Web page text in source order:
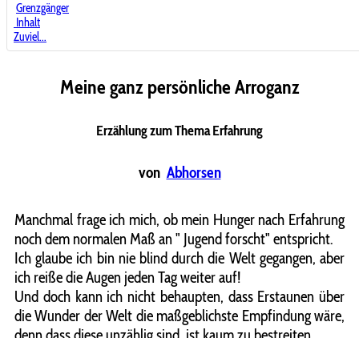
Grenzgänger
Inhalt
Zuviel...
Meine ganz persönliche Arroganz
Erzählung zum Thema Erfahrung
von Abhorsen
Manchmal frage ich mich, ob mein Hunger nach Erfahrung
noch dem normalen Maß an " Jugend forscht" entspricht.
Ich glaube ich bin nie blind durch die Welt gegangen, aber
ich reiße die Augen jeden Tag weiter auf!
Und doch kann ich nicht behaupten, dass Erstaunen über
die Wunder der Welt die maßgeblichste Empfindung wäre,